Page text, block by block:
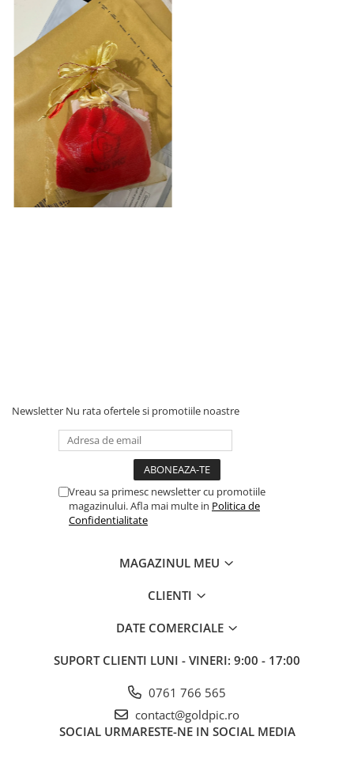
Newsletter Nu rata ofertele si promotiile noastre
Vreau sa primesc newsletter cu promotiile
magazinului. Afla mai multe in Politica de
Confidentialitate
MAGAZINUL MEU
CLIENTI
DATE COMERCIALE
SUPORT CLIENTI LUNI - VINERI: 9:00 - 17:00
0761 766 565
contact@goldpic.ro
SOCIAL URMARESTE-NE IN SOCIAL MEDIA